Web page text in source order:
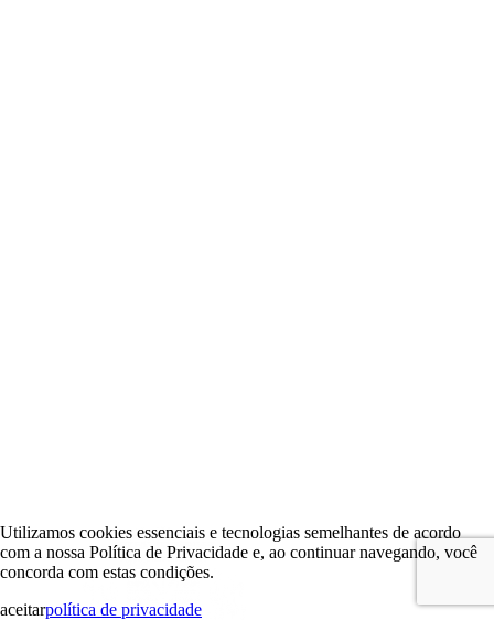
Utilizamos cookies essenciais e tecnologias semelhantes de acordo
com a nossa Política de Privacidade e, ao continuar navegando, você
concorda com estas condições.
aceitarpolítica de privacidade